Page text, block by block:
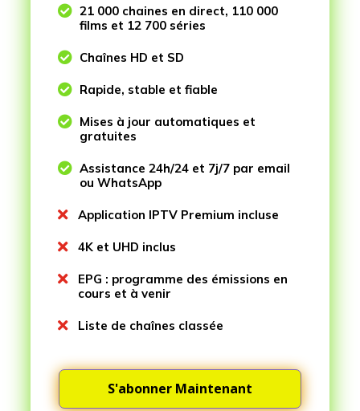
 21 000 chaines en direct, 110 000
films et 12 700 séries
 Chaînes HD et SD
 Rapide, stable et fiable
 Mises à jour automatiques et
gratuites
 Assistance 24h/24 et 7j/7 par email
ou WhatsApp
 Application IPTV Premium incluse
 4K et UHD inclus

EPG : programme des émissions en
cours et à venir
 Liste de chaînes classée
S'abonner Maintenant